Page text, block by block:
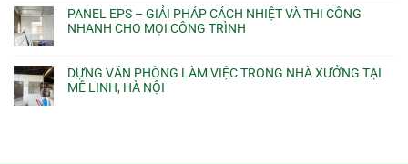
PANEL EPS – GIẢI PHÁP CÁCH NHIỆT VÀ THI CÔNG
NHANH CHO MỌI CÔNG TRÌNH
DỰNG VĂN PHÒNG LÀM VIỆC TRONG NHÀ XƯỞNG TẠI
MÊ LINH, HÀ NỘI